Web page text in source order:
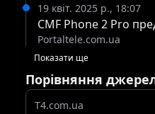
року, але у звіті
випуску пристрою в лютому.
більш доступної
флагманську лінійку
інтерес споживачів,
19 квіт. 2025 р., 18:07
CMF Phone 2 Pro
Portaltele.com.ua
Показати ще
Порівняння
T4.com.ua